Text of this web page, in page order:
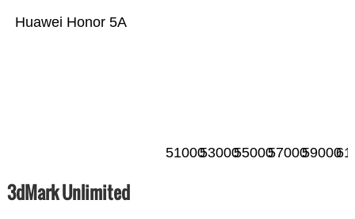
Huawei Honor 5A
5100053000550005700059000
3dMark Unlimited